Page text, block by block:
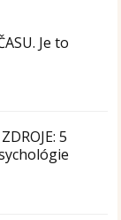
Je to
5